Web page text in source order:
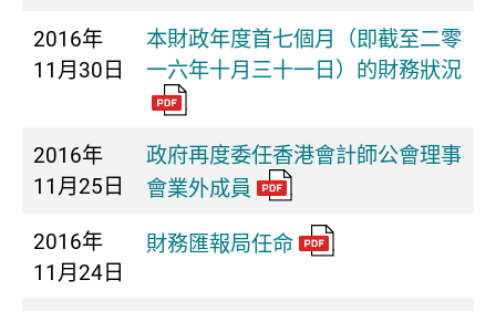
2016年
11月30日
本財政年度首七個月（即截至二零
一六年十月三十一日）的財務狀況
2016年
11月25日
政府再度委任香港會計師公會理事
會業外成員
2016年
11月24日
財務匯報局任命